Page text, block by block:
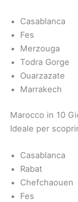
Casablanca
Fes
Merzouga
Todra Gorge
Ouarzazate
Marrakech
Marocco in 10
Ideale per
Casablanca
Rabat
Chefchaouen
Fes